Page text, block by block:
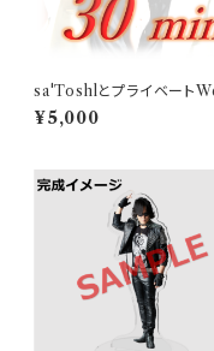
sa'Toshlとプライベート
ーク（30分）
¥5,000